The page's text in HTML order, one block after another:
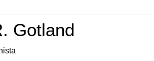
Gotland